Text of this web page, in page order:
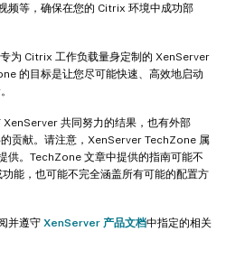
频等，确保在您的 Citrix 环境中成功部
为 Citrix 工作负载量身定制的 XenServer
的目标是让您尽可能快速、高效地启动
共同努力的结果，也有外部
贡献。请注意，XenServer TechZone 属
供。TechZone 文章中提供的指南可能不
能，也可能不完全涵盖所有可能的配置方
并遵守 XenServer 产品文档中指定的相关